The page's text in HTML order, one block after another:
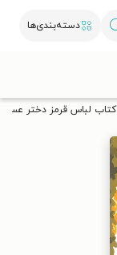
دسته‌بندی‌ها
کتاب لباس قرمز دختر عسل